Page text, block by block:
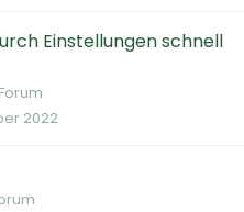
Einstellungen schnell
2022